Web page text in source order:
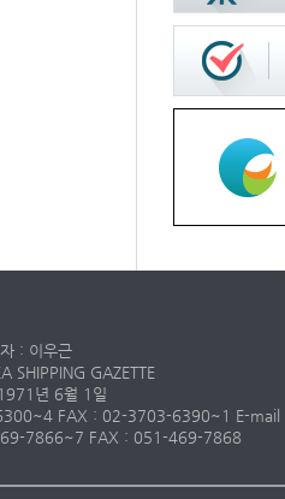
: 이우근
SHIPPING GAZETTE
년 6월 1일
FAX : 02-3703-6390~1 E-
7866~7 FAX : 051-469-7868